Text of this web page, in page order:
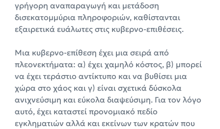
γρήγορη αναπαραγωγή και μετάδοση
δισεκατομμύρια πληροφοριών, καθίστανται
εξαιρετικά ευάλωτες στις κυβερνο-επιθέσεις.
Μια κυβερνο-επίθεση έχει μια σειρά από
πλεονεκτήματα: α) έχει χαμηλό κόστος, β) μπορεί
να έχει τεράστιο αντίκτυπο και να βυθίσει μια
χώρα στο χάος και γ) είναι σχετικά δύσκολα
ανιχνεύσιμη και εύκολα διαψεύσιμη. Για τον λόγο
αυτό, έχει καταστεί προνομιακό πεδίο
εγκληματιών αλλά και εκείνων των κρατών που